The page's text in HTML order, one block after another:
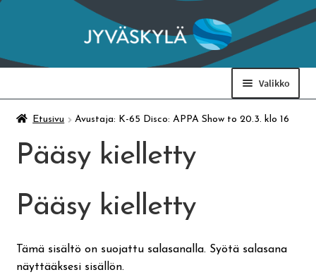
Siirry
navigointiin
Siirry
sisältöön
Valikko
Taidemuseo & Ratamo
Suomen käsityön museo
Skeittihalli
Varhaiskasvatus
Etusivu Avustaja: K-65 Disco: APPA Show to 20.3. klo 16
Pääsy kielletty
Pääsy kielletty
Tämä sisältö on suojattu salasanalla. Syötä salasana
näyttääksesi sisällön.